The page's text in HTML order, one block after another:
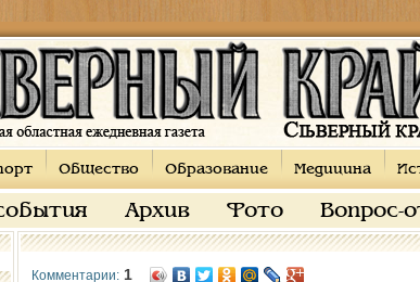
Общество Образование Медицина
Архив Фото Вопрос-
Комментарии: 1